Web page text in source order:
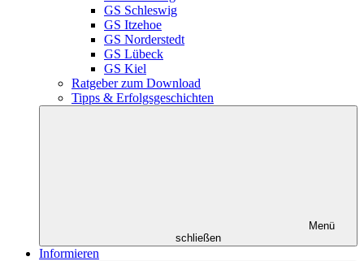
GS Schleswig
GS Itzehoe
GS Norderstedt
GS Lübeck
GS Kiel
Ratgeber zum Download
Tipps & Erfolgsgeschichten
Menü
schließen
Informieren